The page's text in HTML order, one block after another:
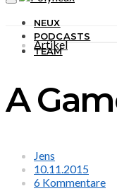
NEUX
PODCASTS
TEAM
Artikel
A
Jens
10.11.2015
6 Kommentare